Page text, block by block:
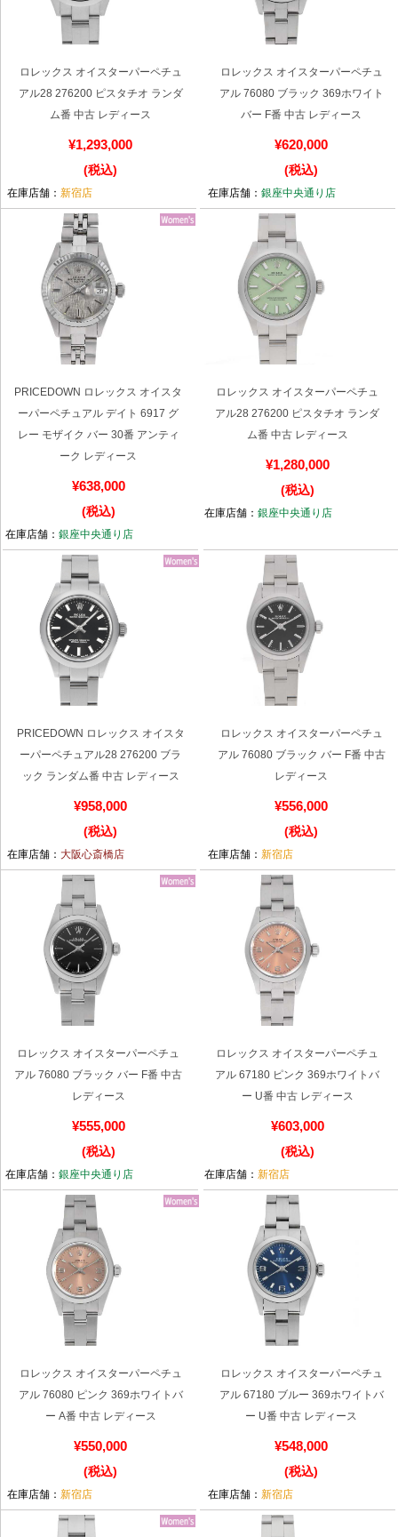
ヴァシュロン
パネライ
商品の状態から探す
新品 未使用品
中古品 アンティーク品
WEB限定品 SALE
複数条件で商品を絞り込む
詳細検索はこちら
ご利用ガイド
GINZA RASINのプレミアムクオリティについて
送料・お支払方法
ショッピングローンの流れ
よくある質問
保証・アフターサービス
ラッピングサービス
腕時計サイズ調整サービス
店舗受け取りサービス
店舗取り寄せサービス
買取・下取りをご希望の方
買取・下取りはこちら
買取専門サロン
買取ご成約者様限定5万円クーポン
75%以上保証！中古商品高価買戻し
修理・メンテナンスをご希望の方
修理・メンテンナンスについて
オーバーホールについて
電池交換について
ロレックス オイスターパーペチュ
アル28 276200 ピスタチオ ランダ
ム番 中古 レディース
¥1,293,000
(税込)
在庫店舗：新宿店
ロレックス オイスターパーペチュ
アル 76080 ブラック 369ホワイト
バー F番 中古 レディース
¥620,000
(税込)
在庫店舗：銀座中央通り店
PRICEDOWN ロレックス オイスタ
ーパーペチュアル デイト 6917 グ
レー モザイク バー 30番 アンティ
ーク レディース
¥638,000
(税込)
在庫店舗：銀座中央通り店
ロレックス オイスターパーペチュ
アル28 276200 ピスタチオ ランダ
ム番 中古 レディース
¥1,280,000
(税込)
在庫店舗：銀座中央通り店
PRICEDOWN ロレックス オイスタ
ーパーペチュアル28 276200 ブラ
ック ランダム番 中古 レディース
¥958,000
(税込)
在庫店舗： 大阪心斎橋店
ロレックス オイスターパーペチュ
アル 76080 ブラック バー F番 中古
レディース
¥556,000
(税込)
在庫店舗：新宿店
ロレックス オイスターパーペチュ
アル 76080 ブラック バー F番 中古
レディース
¥555,000
(税込)
在庫店舗：銀座中央通り店
ロレックス オイスターパーペチュ
アル 67180 ピンク 369ホワイトバ
ー U番 中古 レディース
¥603,000
(税込)
在庫店舗：新宿店
ロレックス オイスターパーペチュ
アル 76080 ピンク 369ホワイトバ
ー A番 中古 レディース
¥550,000
(税込)
在庫店舗：新宿店
ロレックス オイスターパーペチュ
アル 67180 ブルー 369ホワイトバ
ー U番 中古 レディース
¥548,000
(税込)
在庫店舗：新宿店